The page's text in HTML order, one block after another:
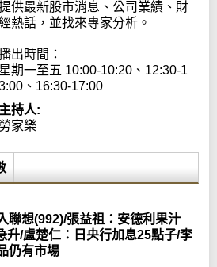
供最新股市消息、公司業績、財
熱話，並找來專家分析。
出時間：
星期一至五 10:00-10:20、12:30-1
、16:30-17:00
主持人:
勞家樂
聯想(992)/張益祖：安德利果汁
升/盧楚仁：日央行加息25點子/李
仍有市場